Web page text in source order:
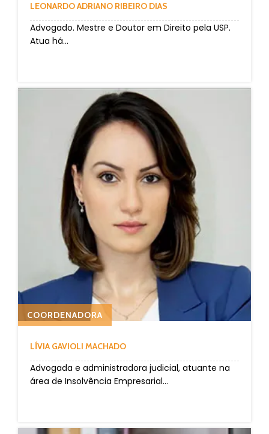
LEONARDO ADRIANO RIBEIRO DIAS
Advogado. Mestre e Doutor em Direito pela USP.
Atua há...
COORDENADORA
LÍVIA GAVIOLI MACHADO
Advogada e administradora judicial, atuante na
área de Insolvência Empresarial...